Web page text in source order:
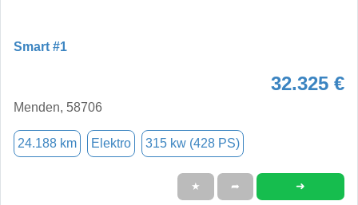
Smart #1
32.325 €
Menden, 58706
24.188 km Elektro 315 kw (428 PS)
★ ➦ ➜